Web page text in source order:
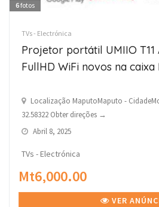
6fotos
TVs - Electrónica
Projetor portátil UMIIO
FullHD WiFi novos na
Localização MaputoMaputo -
32.58322 Obter direções →
Abril 8, 2025
TVs - Electrónica
Mt6,000.00
VER